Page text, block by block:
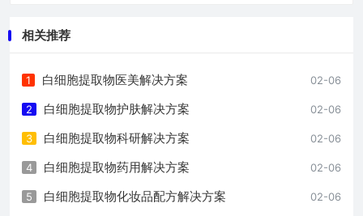
相关推荐
02-06
1 白细胞提取物医美解决方案
02-06
2 白细胞提取物护肤解决方案
02-06
3 白细胞提取物科研解决方案
02-06
4 白细胞提取物药用解决方案
02-06
5 白细胞提取物化妆品配方解决方案